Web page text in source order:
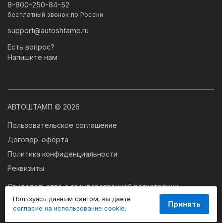
Пользуясь данным сайтом, вы даете
согласие на использование cookie.
Принять
8-800-250-84-52
бесплатный звонок по России
support@autoshtamp.ru
Есть вопрос?
Напишите нам
АВТОШТАМП © 2026
Пользовательское соглашение
Договор-оферта
Политика конфиденциальности
Реквизиты
Свидетельство о государственной регистрации
программы для ЭВМ № 2024663179